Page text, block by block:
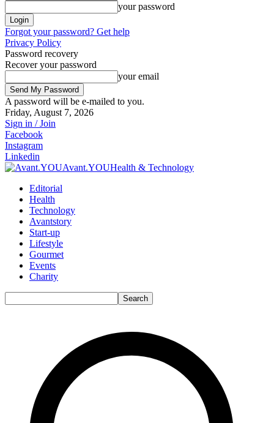
your password
Forgot your password? Get help
Privacy Policy
Password recovery
Recover your password
your email
A password will be e-mailed to you.
Friday, August 7, 2026
Sign in / Join
Facebook
Instagram
Linkedin
Avant.YOUHealth & Technology
Editorial
Health
Technology
Avantstory
Start-up
Lifestyle
Gourmet
Events
Charity
Search